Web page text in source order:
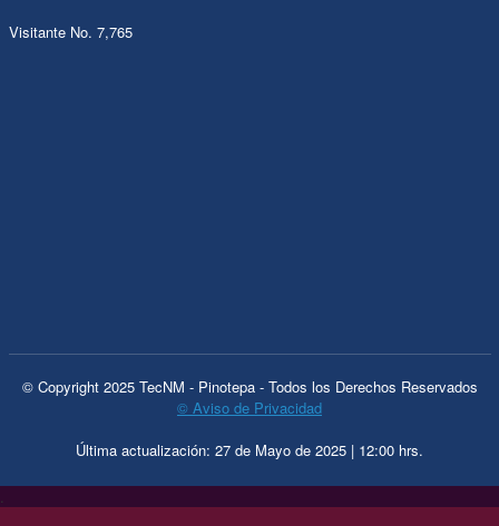
Visitante No. 7,765
© Copyright 2025 TecNM - Pinotepa - Todos los Derechos Reservados
© Aviso de Privacidad
Última actualización: 27 de Mayo de 2025 | 12:00 hrs.